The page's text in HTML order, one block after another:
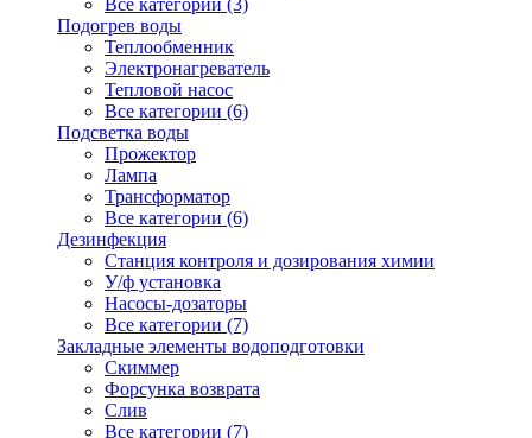
Все категории (3)
Подогрев воды
Теплообменник
Электронагреватель
Тепловой насос
Все категории (6)
Подсветка воды
Прожектор
Лампа
Трансформатор
Все категории (6)
Дезинфекция
Станция контроля и дозирования химии
У/ф установка
Насосы-дозаторы
Все категории (7)
Закладные элементы водоподготовки
Скиммер
Форсунка возврата
Слив
Все категории (7)